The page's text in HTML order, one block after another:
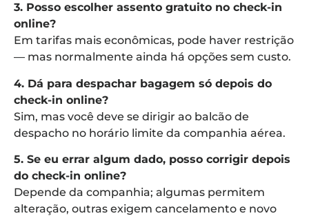
3. Posso escolher assento gratuito no check-in
online?
Em tarifas mais econômicas, pode haver restrição
— mas normalmente ainda há opções sem custo.
4. Dá para despachar bagagem só depois do
check-in online?
Sim, mas você deve se dirigir ao balcão de
despacho no horário limite da companhia aérea.
5. Se eu errar algum dado, posso corrigir depois
do check-in online?
Depende da companhia; algumas permitem
alteração, outras exigem cancelamento e novo